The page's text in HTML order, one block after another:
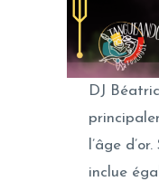
DJ
l’âge
inclue